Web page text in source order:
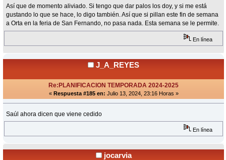
Así que de momento aliviado. Si tengo que dar palos los doy, y si me está
gustando lo que se hace, lo digo también. Así que si pillan este fin de semana
a Orta en la feria de San Fernando, no pasa nada. Esta semana se le permite.
En línea
J_A_REYES
Re:PLANIFICACION TEMPORADA 2024-2025
« Respuesta #185 en: Julio 13, 2024, 23:16 Horas »
Saúl ahora dicen que viene cedido
En línea
jocarvia